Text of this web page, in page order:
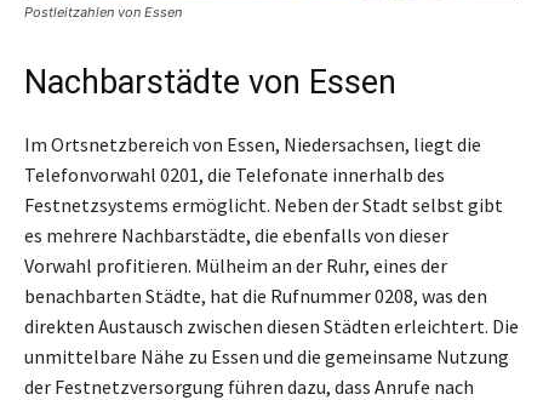
Postleitzahlen von Essen
Nachbarstädte von Essen
Im Ortsnetzbereich von Essen, Niedersachsen, liegt die
Telefonvorwahl 0201, die Telefonate innerhalb des
Festnetzsystems ermöglicht. Neben der Stadt selbst gibt
es mehrere Nachbarstädte, die ebenfalls von dieser
Vorwahl profitieren. Mülheim an der Ruhr, eines der
benachbarten Städte, hat die Rufnummer 0208, was den
direkten Austausch zwischen diesen Städten erleichtert. Die
unmittelbare Nähe zu Essen und die gemeinsame Nutzung
der Festnetzversorgung führen dazu, dass Anrufe nach